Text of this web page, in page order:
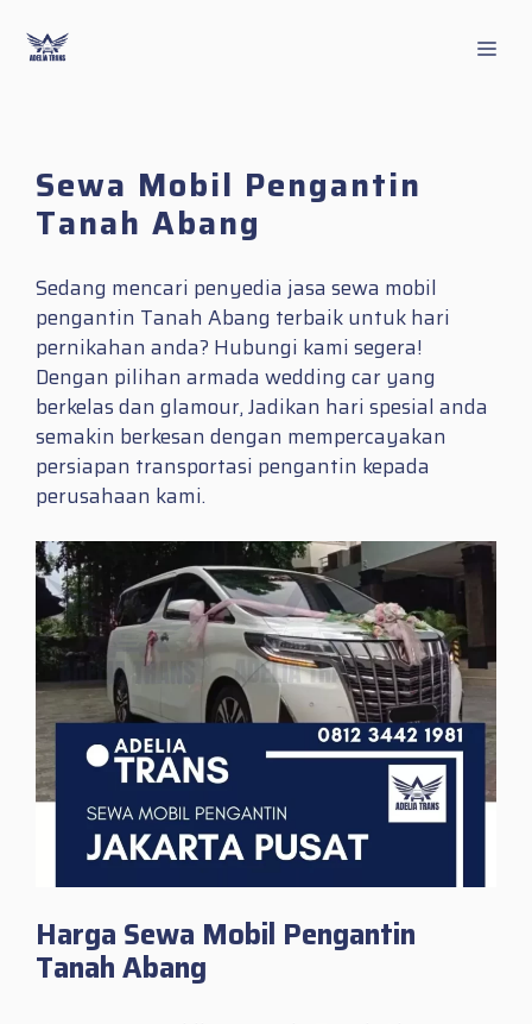
content
Sewa Mobil Pengantin
Tanah Abang
Sedang mencari penyedia jasa sewa mobil
pengantin Tanah Abang terbaik untuk hari
pernikahan anda? Hubungi kami segera!
Dengan pilihan armada wedding car yang
berkelas dan glamour, Jadikan hari spesial anda
semakin berkesan dengan mempercayakan
persiapan transportasi pengantin kepada
perusahaan kami.
Harga Sewa Mobil Pengantin
Tanah Abang